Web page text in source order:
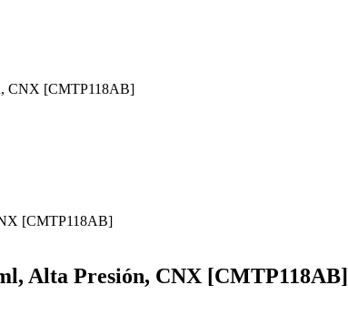
CNX [CMTP118AB]
Alta Presión, CNX [CMTP118AB]